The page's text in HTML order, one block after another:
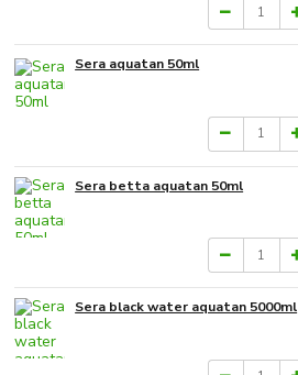
Sera aquatan 50ml
Sera betta aquatan 50ml
Sera black water aquatan 5000ml